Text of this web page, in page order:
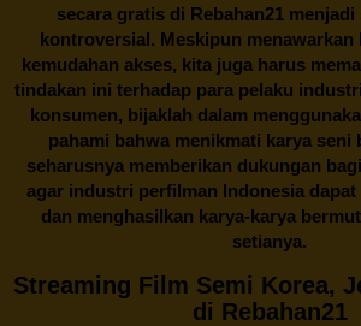
secara gratis di Rebahan21 menjadi
kontroversial. Meskipun menawarkan
kemudahan akses, kita juga harus
tindakan ini terhadap para pelaku
konsumen, bijaklah dalam
pahami bahwa menikmati karya seni
seharusnya memberikan dukungan
agar industri perfilman Indonesia
dan menghasilkan karya-karya
setianya.
Streaming Film Semi Korea,
di Rebahan21